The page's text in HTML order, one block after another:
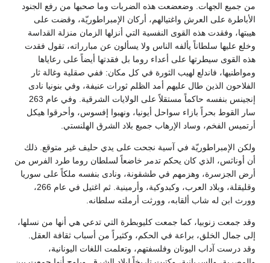
من جميع الجهات. وضعضعت هذه الضربات وما صحبها من رفع الجنود
الأباطرة على العرش واغتيالهم، أركان الإمبراطوريّة، وقضت على
هيبتها، وفقدت هذه القوى النفسية التي أنزلها الزمان منزلة القداسة
وخلع عليها سلطاناً يألفه الناس ولا يسألون عن مبارراته، تقول فقدت
هذه القوى سيطرتها على أعداء روما بل فقدتها أيضاً على رعاياها
ومواطنيها، فاندلع لهيب الثورة في كل مكان: ففي صقلية وغالة ثار
الفلاحون الذين طال عليهم أمد الظلم ثورات عنيفة، وفي بنونيا نادى
إنجينس بنفسه حاكماً مستقلاً على الولايات الشرقية. وفي عام 263
سار القوط بحراً بازاء سواحل أيونيا، ونهبوا إفسوس، وأحرقوا هيكل
أرتميس الفخم، وساد الإرهاب جميع بلاد الشرق الهلنستي.
ولكن الإمبراطوريّة في آسية نجحت على يدي حليف غير متوقع. ذلك
أن أوناثس، الذي كان يحكم تدمر خاضعاً لسلطان روما طرد الفرس من
أرض الجزسرة، وهزمهم في طشقونة، ونادى بنفسه ملكاً على سوريا
وقليقلة، وبلاد العرب، وكبدوكية، وأرمينية. ثم اغتيل في عام 266،
وورث ابن له شاب ألقابه، وورثت أرملته سلطانه.
وقد جمعت زنوبيا، كما جمعت كليوبطرة التي تدعي هي أنها من نسلها،
إلى جمال الخلق، براعة في الحكم، وكثيراً من أسباب ثقافة العقل.
وقد درست آداب اليونان وفلسفتهم، وتعلمت اللغات اليونانية،